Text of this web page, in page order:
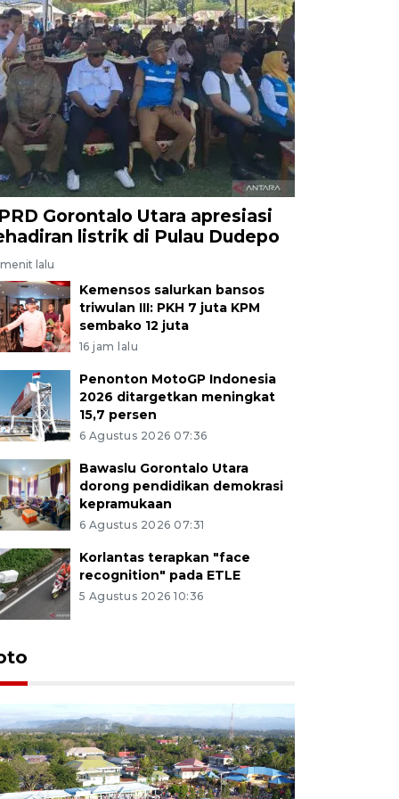
Gorontalo Utara apresiasi
listrik di Pulau Dudepo
lalu
Kemensos salurkan bansos
triwulan III: PKH 7 juta KPM
sembako 12 juta
16 jam lalu
Penonton MotoGP Indonesia
2026 ditargetkan meningkat
15,7 persen
6 Agustus 2026 07:36
Bawaslu Gorontalo Utara
dorong pendidikan demokrasi
kepramukaan
6 Agustus 2026 07:31
Korlantas terapkan "face
recognition" pada ETLE
5 Agustus 2026 10:36